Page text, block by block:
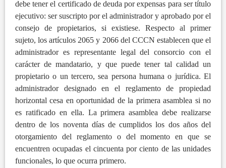
debe tener el certificado de deuda por expensas para ser título
ejecutivo: ser suscripto por el administrador y aprobado por el
consejo de propietarios, si existiese. Respecto al primer
sujeto, los artículos 2065 y 2066 del CCCN establecen que el
administrador es representante legal del consorcio con el
carácter de mandatario, y que puede tener tal calidad un
propietario o un tercero, sea persona humana o jurídica. El
administrador designado en el reglamento de propiedad
horizontal cesa en oportunidad de la primera asamblea si no
es ratificado en ella. La primera asamblea debe realizarse
dentro de los noventa días de cumplidos los dos años del
otorgamiento del reglamento o del momento en que se
encuentren ocupadas el cincuenta por ciento de las unidades
funcionales, lo que ocurra primero.